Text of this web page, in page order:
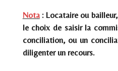
Nota: Locataire ou
le choix de saisir la
conciliation, ou un
diligenter un recours.